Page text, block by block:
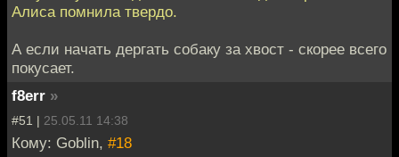
Алиса помнила твердо.
А если начать дергать собаку за хвост - скорее всего
покусает.
f8err »
#51 | 25.05.11 14:38
Кому: Goblin, #18